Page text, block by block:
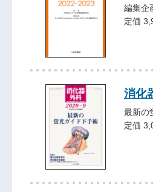
編集企
定価
消化
最新の
定価